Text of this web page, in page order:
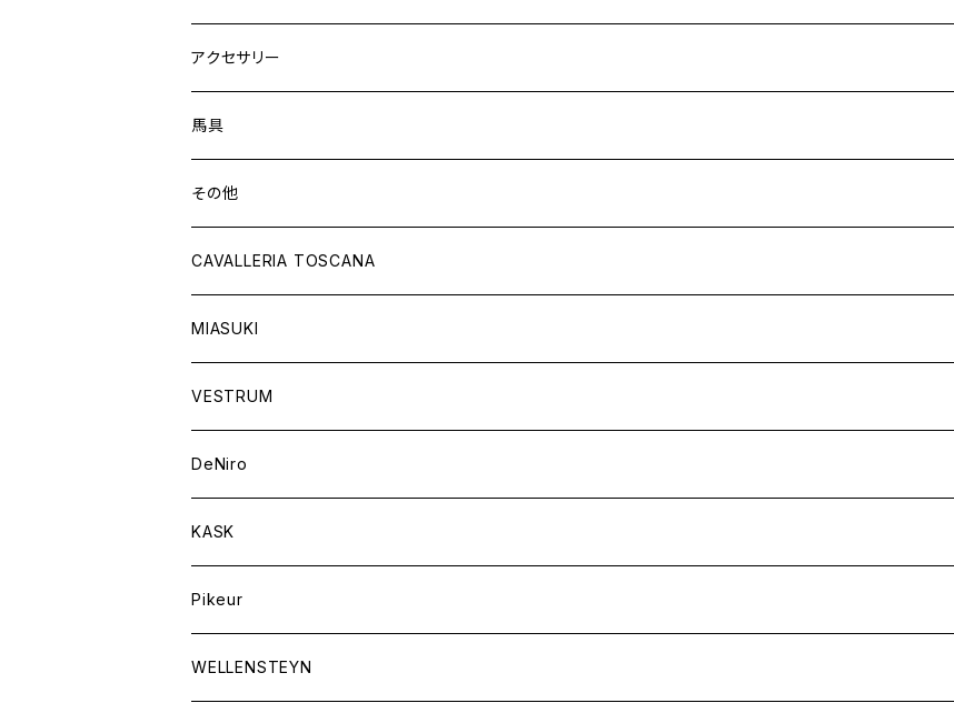
シャツ
アウター
シャツ
ロングブーツ（既製品）
オーダーロングブーツ
ショートブーツ
チャップス
アクセサリー
ベルト
グローブ
ソックス
キャップ
アスコットタイ
バッグ
ネクタイ
スカーフ
ジュエリー
馬具
サドルパッド
イヤーネット
バンデージ
ラグ
その他
CAVALLERIA TOSCANA
レディス
競技用ジャケット
キュロット
メンズ
競技用ジャケット
キュロット
MIASUKI
VESTRUM
DeNiro
KASK
Pikeur
WELLENSTEYN